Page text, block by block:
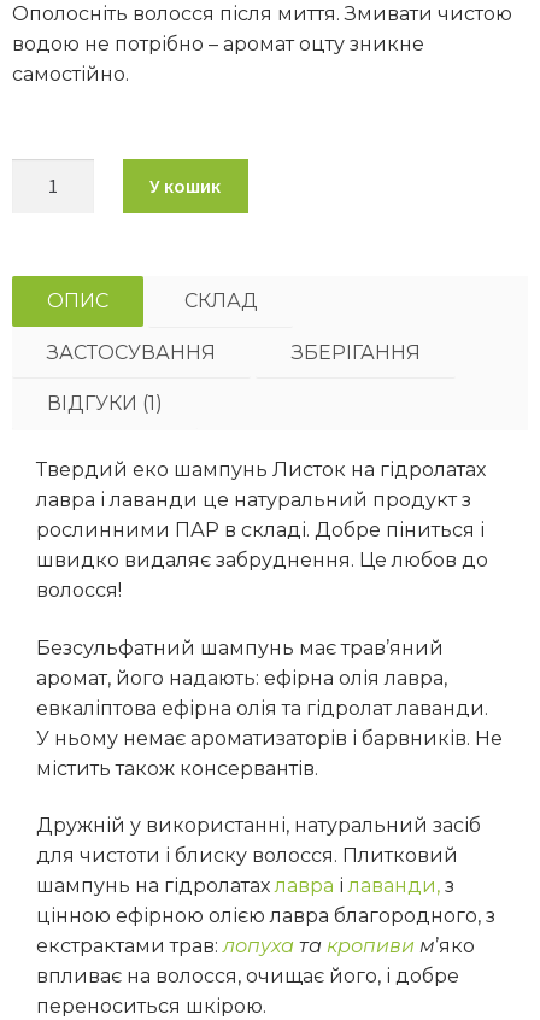
Ополосніть волосся після миття. Змивати чистою
водою не потрібно – аромат оцту зникне
самостійно.
У кошик
ОПИС СКЛАД
ЗАСТОСУВАННЯ ЗБЕРІГАННЯ
ВІДГУКИ (1)
Твердий еко шампунь Листок на гідролатах
лавра і лаванди це натуральний продукт з
рослинними ПАР в складі. Добре піниться і
швидко видаляє забруднення. Це любов до
волосся!
Безсульфатний шампунь має трав’яний
аромат, його надають: ефірна олія лавра,
евкаліптова ефірна олія та гідролат лаванди.
У ньому немає ароматизаторів і барвників. Не
містить також консервантів.
Дружній у використанні, натуральний засіб
для чистоти і блиску волосся. Плитковий
шампунь на гідролатахлавра ілаванди, з
цінною ефірною олією лавра благородного, з
екстрактами трав:лопуха та кропиви м’яко
впливає на волосся, очищає його, і добре
переноситься шкірою.